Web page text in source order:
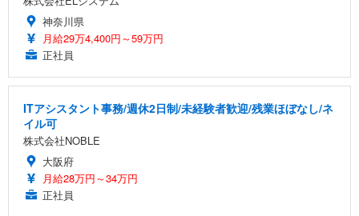
神奈川県
月給29万4,400円～59万円
正社員
ITアシスタント事務/週休2日制/未経験者歓迎/残業ほぼなし/ネ
イル可
株式会社NOBLE
大阪府
月給28万円～34万円
正社員